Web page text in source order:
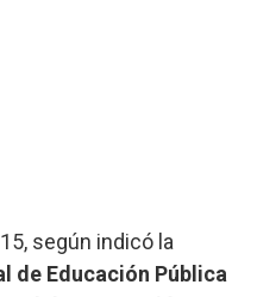
según indicó la
de Educación Pública